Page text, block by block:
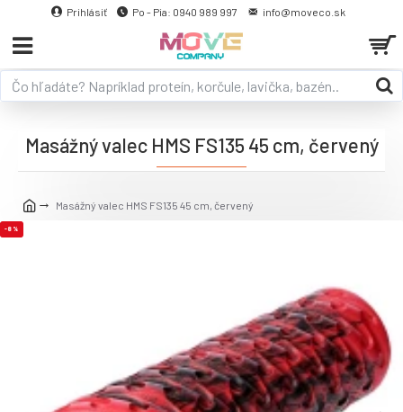
Prihlásiť Po - Pia: 0940 989 997 info@moveco.sk
Masážný valec HMS FS135 45 cm, červený
Masážný valec HMS FS135 45 cm, červený
-8 %